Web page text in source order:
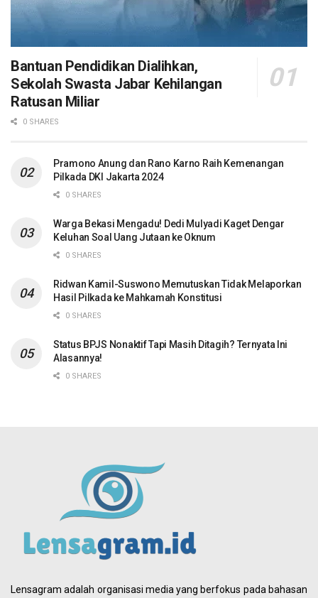
Bantuan Pendidikan Dialihkan,
Sekolah Swasta Jabar Kehilangan
Ratusan Miliar
0 SHARES
Pramono Anung dan Rano Karno Raih Kemenangan
Pilkada DKI Jakarta 2024
0 SHARES
Warga Bekasi Mengadu! Dedi Mulyadi Kaget Dengar
Keluhan Soal Uang Jutaan ke Oknum
0 SHARES
Ridwan Kamil-Suswono Memutuskan Tidak Melaporkan
Hasil Pilkada ke Mahkamah Konstitusi
0 SHARES
Status BPJS Nonaktif Tapi Masih Ditagih? Ternyata Ini
Alasannya!
0 SHARES
Lensagram adalah organisasi media yang berfokus pada bahasan